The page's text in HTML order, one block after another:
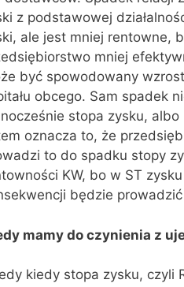
z podstawowej
ale jest mniej rentowne,
mniej
być spowodowany
obcego. Sam spadek
stopa zysku,
oznacza to, że
to do spadku stopy
KW, bo w ST
będzie
mamy do czynienia z
kiedy stopa zysku, czyli